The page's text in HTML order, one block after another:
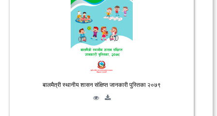
बालमैत्री स्थानीय शासन संक्षिप्त जानकारी पुस्तिका २०७९